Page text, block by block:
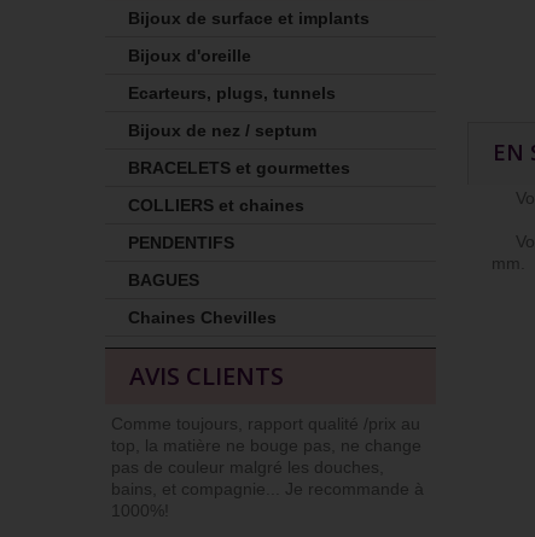
Bijoux de surface et implants
Bijoux d'oreille
Ecarteurs, plugs, tunnels
Bijoux de nez / septum
BRACELETS et gourmettes
COLLIERS et chaines
PENDENTIFS
BAGUES
Chaines Chevilles
AVIS CLIENTS
Comme toujours, rapport qualité /prix au
top, la matière ne bouge pas, ne change
pas de couleur malgré les douches,
bains, et compagnie... Je recommande à
1000%!
EN
mm.